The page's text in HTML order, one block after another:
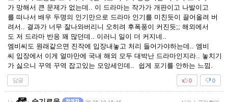
가 망해서 큰 문제가 없는데.. 이 드라마는 작가가 개판이고 나발이고
를 떠나서 배우 두명의 인기만으로 드라마 인기를 미친듯이 끌어올려 버
려서.. 결과가 너무 잘나와버리니 오히려 후폭풍이 커진듯;; 해외에서
도 저 드라마 반응 꽤 많던데.. 이러니 일이 더 커지네..
엠비씨도 원래같으면 진작에 입장내놓고 처리 들어가야하는데.. 엠비
씨 입장에서 이게 얼마만에 국내 해외 모두 대박난 드라마인지라.. 놓치기
가 싫으니 꾸역 꾸역 잡고있는 모앙세인데.. 쉽게 포기를 안하는 느낌.
답글 0
0